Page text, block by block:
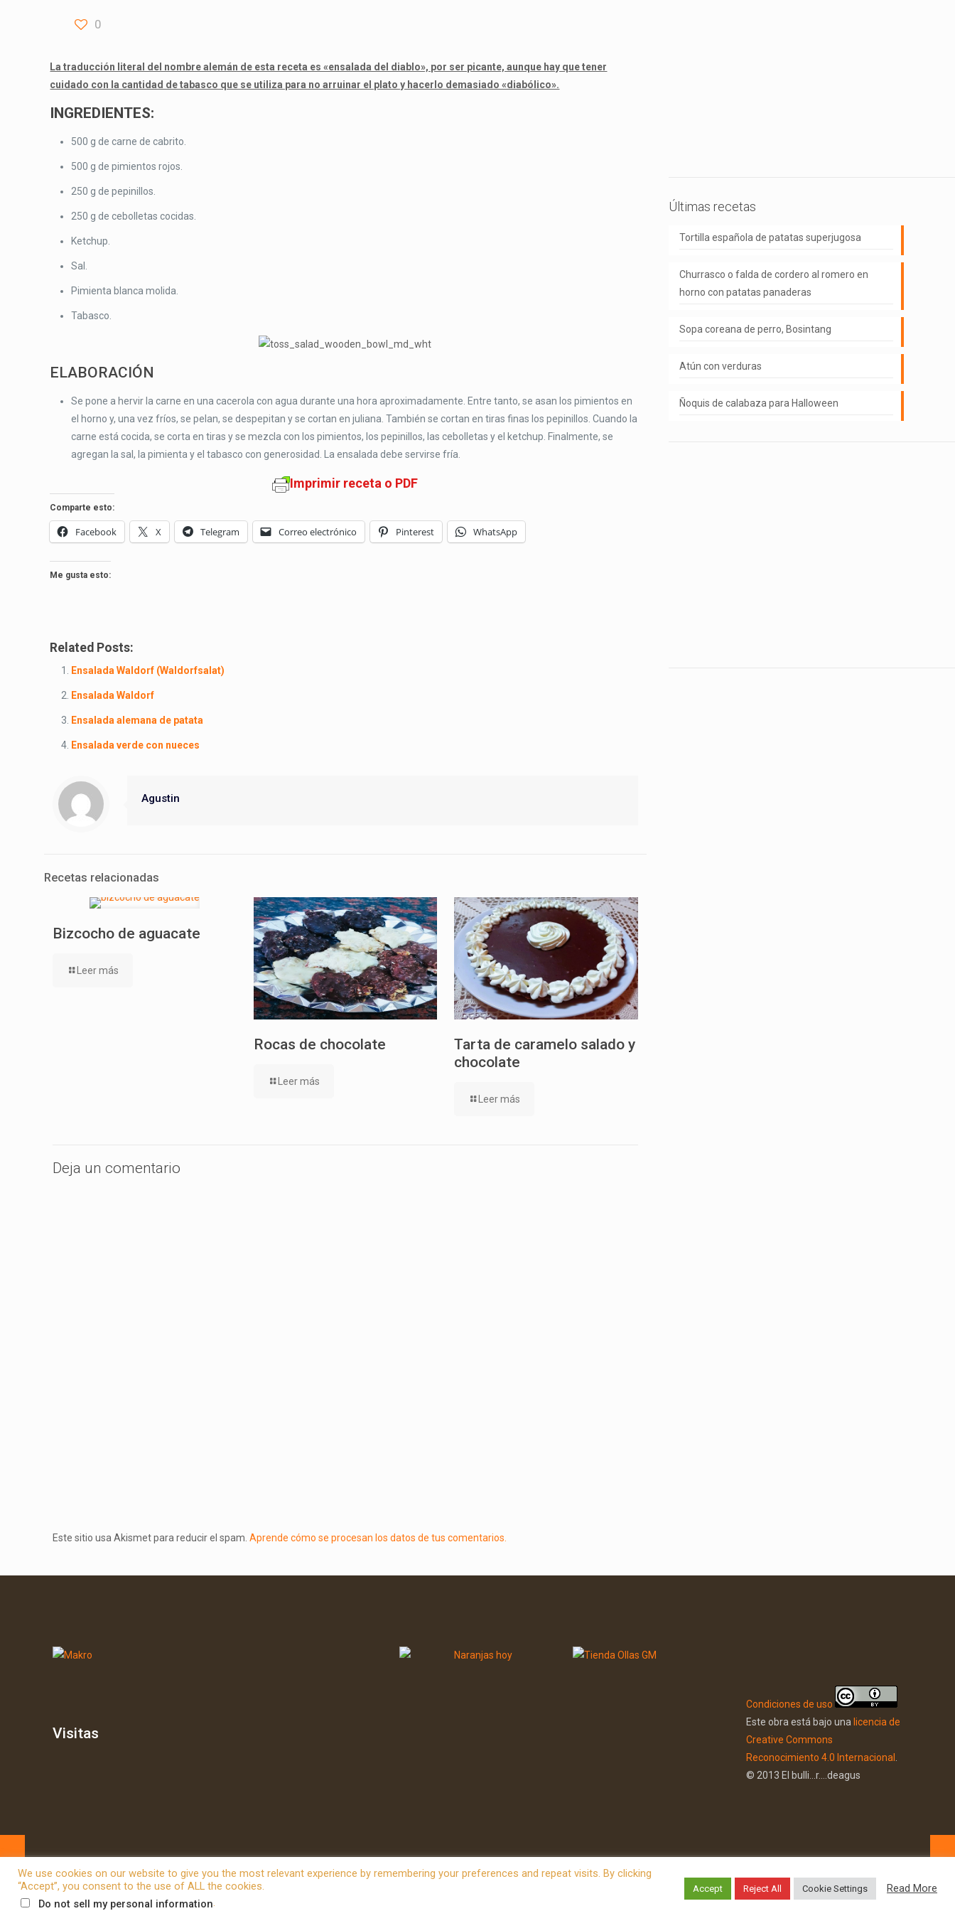
0
La traducción literal del nombre alemán de esta receta es «ensalada del diablo», por ser picante, aunque hay que tener
cuidado con la cantidad de tabasco que se utiliza para no arruinar el plato y hacerlo demasiado «diabólico».
INGREDIENTES:
500 g de carne de cabrito.
500 g de pimientos rojos.
250 g de pepinillos.
250 g de cebolletas cocidas.
Ketchup.
Sal.
Pimienta blanca molida.
Tabasco.
ELABORACIÓN
Se pone a hervir la carne en una cacerola con agua durante una hora aproximadamente. Entre tanto, se asan los pimientos en
el horno y, una vez fríos, se pelan, se despepitan y se cortan en juliana. También se cortan en tiras finas los pepinillos. Cuando la
carne está cocida, se corta en tiras y se mezcla con los pimientos, los pepinillos, las cebolletas y el ketchup. Finalmente, se
agregan la sal, la pimienta y el tabasco con generosidad. La ensalada debe servirse fría.
Imprimir receta o PDF
Comparte esto:
Facebook X Telegram Correo electrónico Pinterest WhatsApp
Me gusta esto:
Related Posts:
Ensalada Waldorf (Waldorfsalat)
Ensalada Waldorf
Ensalada alemana de patata
Ensalada verde con nueces
Agustin
Recetas relacionadas
Bizcocho de aguacate
Leer más
Rocas de chocolate
Leer más
Tarta de caramelo salado y
chocolate
Leer más
Deja un comentario
Este sitio usa Akismet para reducir el spam. Aprende cómo se procesan los datos de tus comentarios.
Últimas recetas
Tortilla española de patatas superjugosa
Churrasco o falda de cordero al romero en
horno con patatas panaderas
Sopa coreana de perro, Bosintang
Atún con verduras
Ñoquis de calabaza para Halloween
Visitas
Condiciones de uso
Este obra está bajo una licencia de
Creative Commons
Reconocimiento 4.0 Internacional
© 2013 El bulli...r....deagus
© 2026 Betheme byMuffin group | All Rights Reserved | Powered by
We use cookies on our website to give you the most relevant experience by remembering your preferences and repeat visits. By clicking
“Accept”, you consent to the use of ALL the cookies.
Do not sell my personal information.
Accept Reject All Cookie Settings Read More